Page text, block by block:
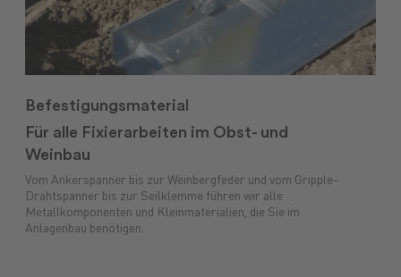
Befestigungsmaterial
Für alle Fixierarbeiten im Obst- und
Weinbau
Vom Ankerspanner bis zur Weinbergfeder und vom Gripple-
Drahtspanner bis zur Seilklemme führen wir alle
Metallkomponenten und Kleinmaterialien, die Sie im
Anlagenbau benötigen.